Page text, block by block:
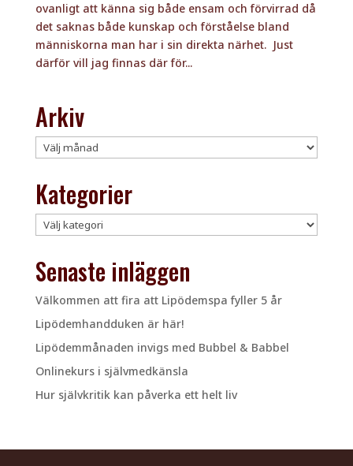
ovanligt att känna sig både ensam och förvirrad då
det saknas både kunskap och förståelse bland
människorna man har i sin direkta närhet. Just
därför vill jag finnas där för...
Arkiv
Arkiv
Kategorier
Kategorier
Senaste inläggen
Välkommen att fira att Lipödemspa fyller 5 år
Lipödemhandduken är här!
Lipödemmånaden invigs med Bubbel & Babbel
Onlinekurs i självmedkänsla
Hur självkritik kan påverka ett helt liv